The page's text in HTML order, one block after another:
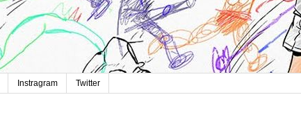
Instragram Twitter